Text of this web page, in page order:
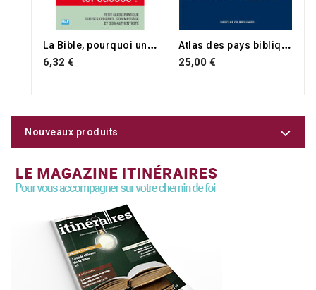
L
a Bible, pourquoi un tel succès ?
6,32 €
RUPTURE DE STOCK A
tlas des pays bibliques
25,00 €
Nouveaux produits